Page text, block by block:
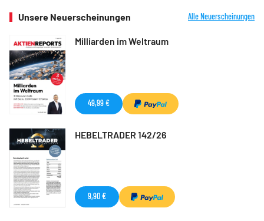
Unsere Neuerscheinungen Alle Neuerscheinungen
Milliarden im Weltraum
49,99 €
HEBELTRADER 142/26
9,90 €